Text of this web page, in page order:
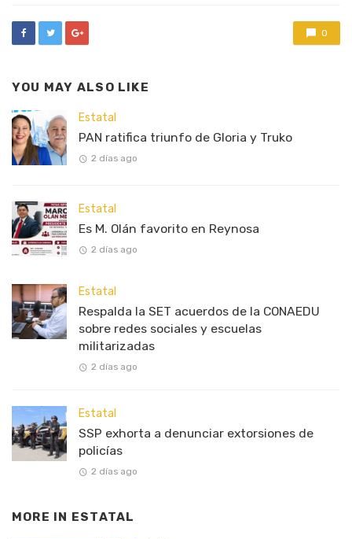
0
YOU MAY ALSO LIKE
Estatal
PAN ratifica triunfo de Gloria y Truko
2 días ago
Estatal
Es M. Olán favorito en Reynosa
2 días ago
Estatal
Respalda la SET acuerdos de la CONAEDU
sobre redes sociales y escuelas
militarizadas
2 días ago
Estatal
SSP exhorta a denunciar extorsiones de
policías
2 días ago
MORE IN ESTATAL